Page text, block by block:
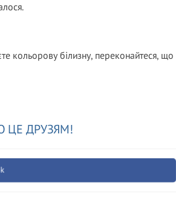
кольорову білизну, переконайтеся, що
ЦЕ ДРУЗЯМ!